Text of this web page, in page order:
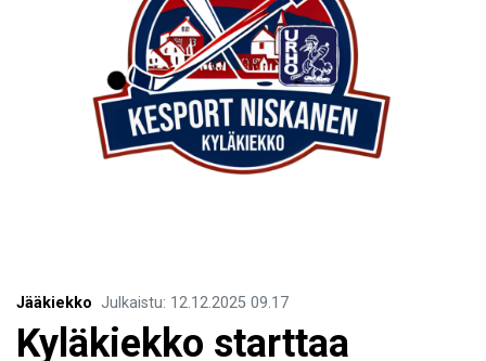
Jääkiekko Julkaistu: 12.12.2025 09.17
Kyläkiekko starttaa